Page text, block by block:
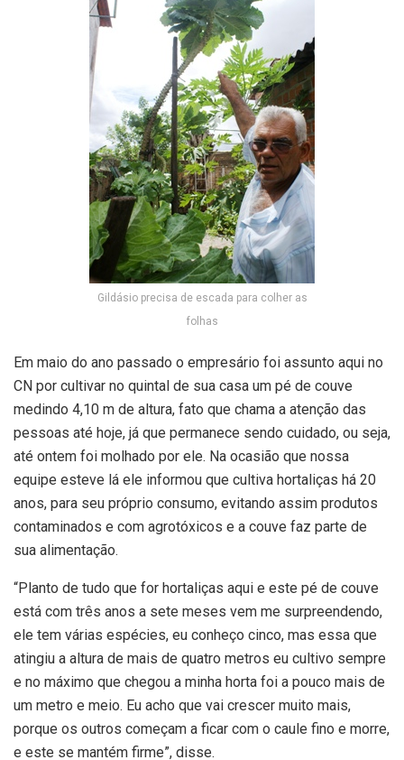
Gildásio precisa de escada para colher as
folhas
Em maio do ano passado o empresário foi assunto aqui no
CN por cultivar no quintal de sua casa um pé de couve
medindo 4,10 m de altura, fato que chama a atenção das
pessoas até hoje, já que permanece sendo cuidado, ou seja,
até ontem foi molhado por ele. Na ocasião que nossa
equipe esteve lá ele informou que cultiva hortaliças há 20
anos, para seu próprio consumo, evitando assim produtos
contaminados e com agrotóxicos e a couve faz parte de
sua alimentação.
“Planto de tudo que for hortaliças aqui e este pé de couve
está com três anos a sete meses vem me surpreendendo,
ele tem várias espécies, eu conheço cinco, mas essa que
atingiu a altura de mais de quatro metros eu cultivo sempre
e no máximo que chegou a minha horta foi a pouco mais de
um metro e meio. Eu acho que vai crescer muito mais,
porque os outros começam a ficar com o caule fino e morre,
e este se mantém firme”, disse.